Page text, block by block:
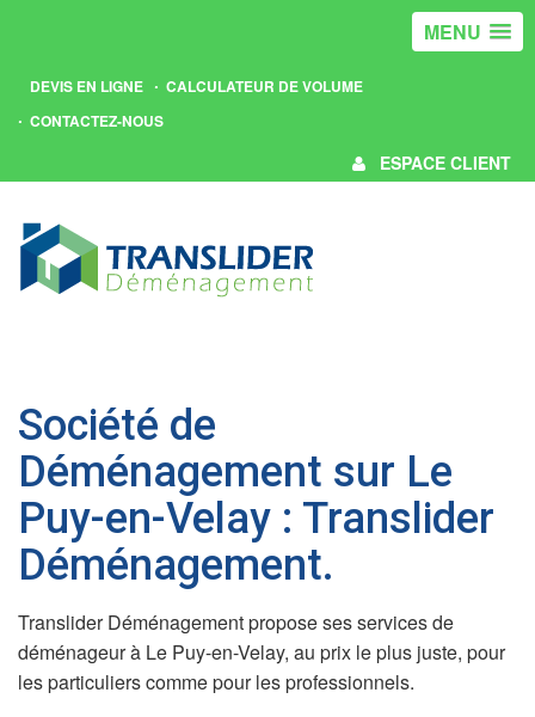
MENU
DEVIS EN LIGNE
CALCULATEUR DE VOLUME
CONTACTEZ-NOUS
ESPACE CLIENT
Société de
Déménagement sur Le
Puy-en-Velay : Translider
Déménagement.
Translider Déménagement propose ses services de
déménageur à Le Puy-en-Velay, au prix le plus juste, pour
les particuliers comme pour les professionnels.